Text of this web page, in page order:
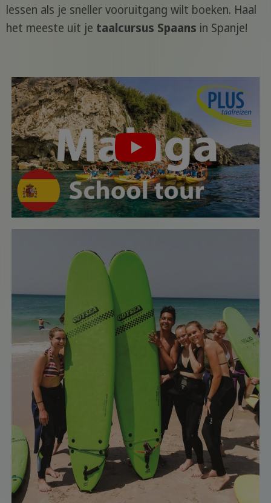
lessen als je sneller vooruitgang wilt boeken. Haal
het meeste uit je taalcursus Spaans in Spanje!